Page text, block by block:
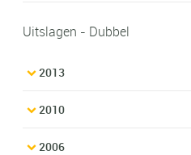
Uitslagen - Dubbel
2013
2010
2006